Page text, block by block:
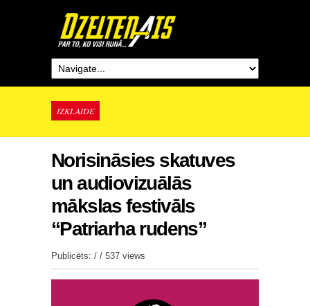
IZKLAIDE
Norisināsies skatuves
un audiovizuālās
mākslas festivāls
“Patriarha rudens”
Publicēts: / / 537 views